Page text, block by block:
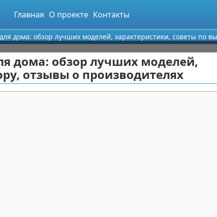
Главная О проекте Контакты
дома: обзор лучших моделей, характеристики, советы по
дома: обзор лучших моделей,
отзывы о производителях